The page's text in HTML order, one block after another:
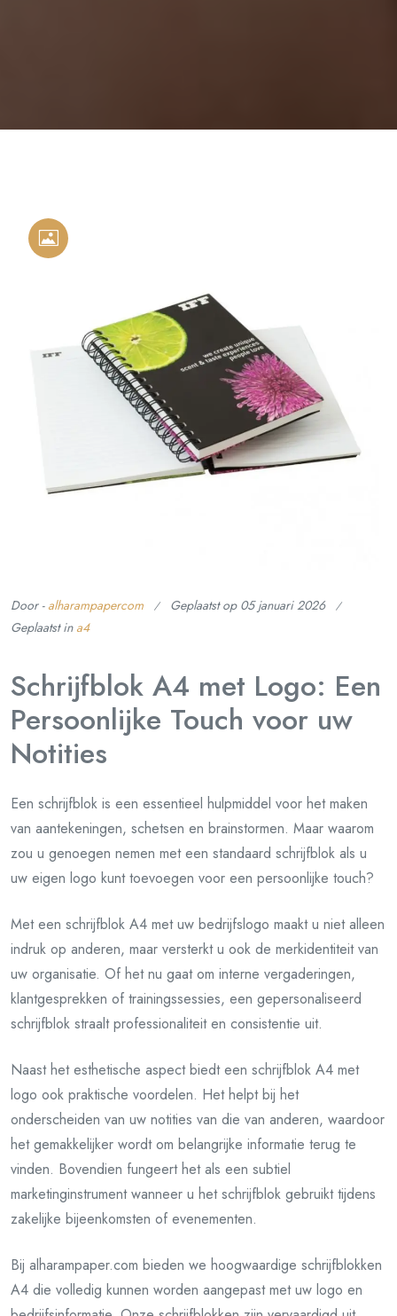
Door - alharampapercom Geplaatst op 05 januari 2026
Geplaatst in a4
Schrijfblok A4 met Logo: Een
Persoonlijke Touch voor uw
Notities
Een schrijfblok is een essentieel hulpmiddel voor het maken
van aantekeningen, schetsen en brainstormen. Maar waarom
zou u genoegen nemen met een standaard schrijfblok als u
uw eigen logo kunt toevoegen voor een persoonlijke touch?
Met een schrijfblok A4 met uw bedrijfslogo maakt u niet alleen
indruk op anderen, maar versterkt u ook de merkidentiteit van
uw organisatie. Of het nu gaat om interne vergaderingen,
klantgesprekken of trainingssessies, een gepersonaliseerd
schrijfblok straalt professionaliteit en consistentie uit.
Naast het esthetische aspect biedt een schrijfblok A4 met
logo ook praktische voordelen. Het helpt bij het
onderscheiden van uw notities van die van anderen, waardoor
het gemakkelijker wordt om belangrijke informatie terug te
vinden. Bovendien fungeert het als een subtiel
marketinginstrument wanneer u het schrijfblok gebruikt tijdens
zakelijke bijeenkomsten of evenementen.
Bij alharampaper.com bieden we hoogwaardige schrijfblokken
A4 die volledig kunnen worden aangepast met uw logo en